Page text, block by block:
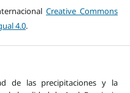
Creative Commons
4.0.
de las precipitaciones y la